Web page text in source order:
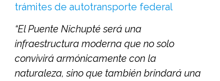
trámites de autotransporte federal
“El Puente Nichupté será una
infraestructura moderna que no solo
convivirá armónicamente con la
naturaleza, sino que también brindará una